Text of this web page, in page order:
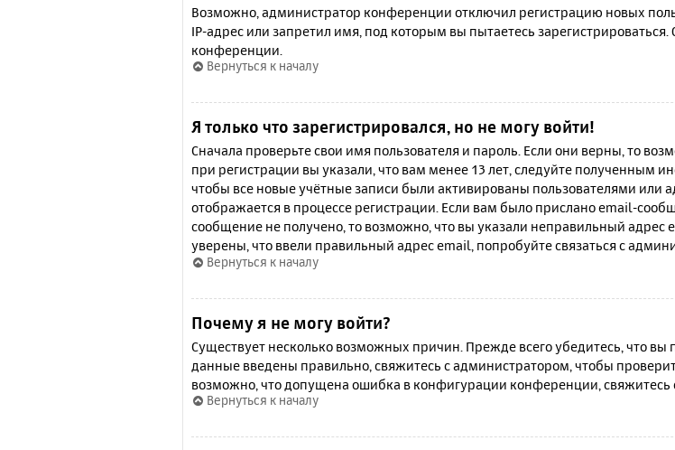
Возможно, администратор конференции отключил регистрацию новых
IP-адрес или запретил имя, под которым вы пытаетесь
конференции.
Вернуться к началу
Я только что зарегистрировался, но не могу войти!
Сначала проверьте свои имя пользователя и пароль. Если они верны, то
при регистрации вы указали, что вам менее 13 лет, следуйте полученным
чтобы все новые учётные записи были активированы пользователями или
отображается в процессе регистрации. Если вам было прислано email-
сообщение не получено, то возможно, что вы указали неправильный
уверены, что ввели правильный адрес email, попробуйте связаться с
Вернуться к началу
Почему я не могу войти?
Существует несколько возможных причин. Прежде всего убедитесь, что вы
данные введены правильно, свяжитесь с администратором, чтобы
возможно, что допущена ошибка в конфигурации конференции, свяжитесь
Вернуться к началу